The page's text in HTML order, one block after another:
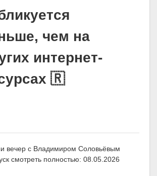
чем на
интернет-
🇷
вечер с Владимиром Соловьёвым
смотреть полностью: 08.05.2026